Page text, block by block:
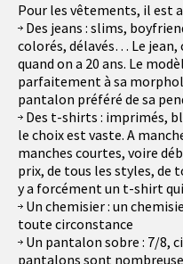
Pour les vêtements, il est
Des jeans : slims,
colorés, délavés… Le jean,
quand on a 20 ans. Le
parfaitement à sa
pantalon préféré de sa
Des t-shirts : imprimés,
le choix est vaste. A
manches courtes, voire
prix, de tous les styles, de
y a forcément un t-shirt
Un chemisier : un
toute circonstance
Un pantalon sobre : 7/8,
pantalons sont